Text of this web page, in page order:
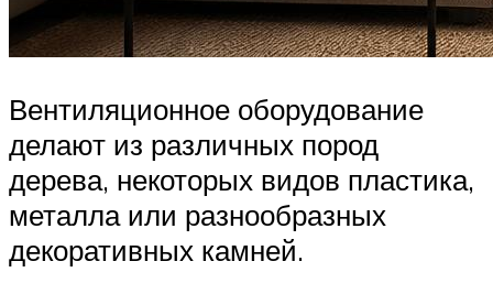
Вентиляционное оборудование
делают из различных пород
дерева, некоторых видов пластика,
металла или разнообразных
декоративных камней.